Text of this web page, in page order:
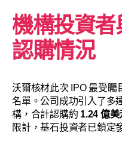
機構投資
認購情況
沃爾核材此次 IPO 最受矚
名單。公司成功引入了多
構，合計認購約 1.24 億美
限計，基石投資者已鎖定